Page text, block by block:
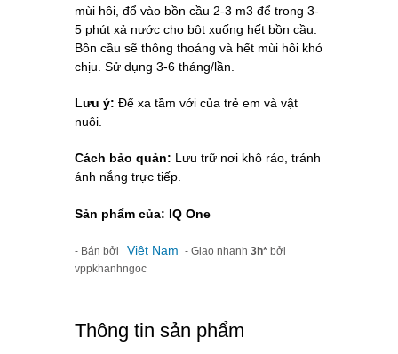
mùi hôi, đổ vào bồn cầu 2-3 m3 để trong 3-
5 phút xả nước cho bột xuống hết bồn cầu.
Bồn cầu sẽ thông thoáng và hết mùi hôi khó
chịu. Sử dụng 3-6 tháng/lần.
Lưu ý: Để xa tầm với của trẻ em và vật
nuôi.
Cách bảo quản: Lưu trữ nơi khô ráo, tránh
ánh nắng trực tiếp.
Sản phẩm của: IQ One
- Bán bởi Việt Nam - Giao nhanh 3h* bởi
vppkhanhngoc
Thông tin sản phẩm